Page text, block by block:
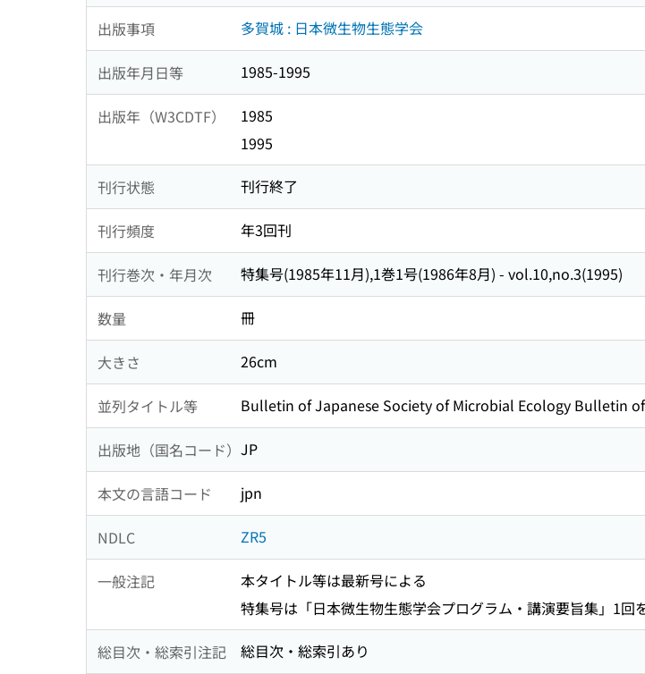
出版事項 多賀城 : 日本微生物生態学会
出版年月日等 1985-1995
出版年（W3CDTF）
1985
1995
刊行状態 刊行終了
刊行頻度 年3回刊
刊行巻次・年月次 特集号(1985年11月),1巻1号(1986年8月) - vol.10,no.3(1995)
数量 冊
大きさ 26cm
並列タイトル等 Bulletin of Japanese Society of Microbial Ecology Bulletin
出版地（国名コード） JP
本文の言語コード jpn
NDLC ZR5
一般注記
本タイトル等は最新号による
特集号は「日本微生物生態学会プログラム・講演要旨集」1回
総目次・総索引注記 総目次・総索引あり